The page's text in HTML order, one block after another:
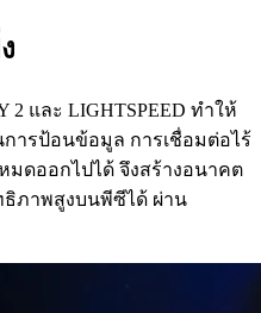
2 และ LIGHTSPEED ทำให้
การป้อนข้อมูล การเชื่อมต่อไร้
ดออกไปได้ จึงสร้างอนาคต
ธิภาพสูงบนพีซีได้ ผ่าน